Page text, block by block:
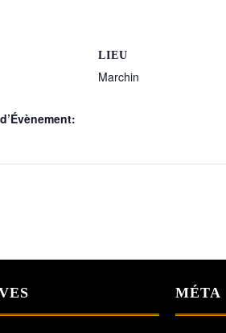
LIEU
Marchin
MÉTA